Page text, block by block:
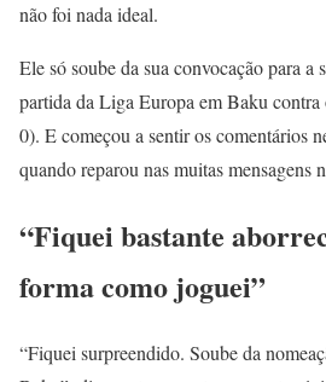
não foi nada ideal.
Ele só soube da sua convocação para a
partida da Liga Europa em Baku
0). E começou a sentir os comentários
quando reparou nas muitas mensagens
“Fiquei bastante
forma como joguei”
“Fiquei surpreendido. Soube da